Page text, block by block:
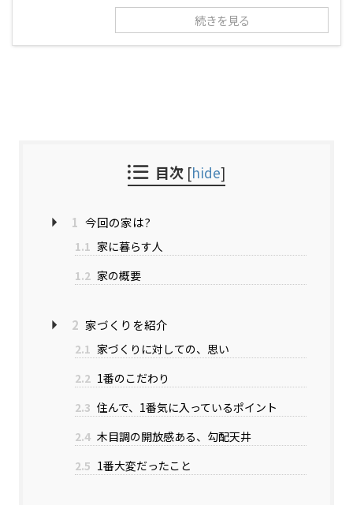
続きを見る
目次 [hide]
1 今回の家は?
1.1 家に暮らす人
1.2 家の概要
2 家づくりを紹介
2.1 家づくりに対しての、思い
2.2 1番のこだわり
2.3 住んで、1番気に入っているポイント
2.4 木目調の開放感ある、勾配天井
2.5 1番大変だったこと